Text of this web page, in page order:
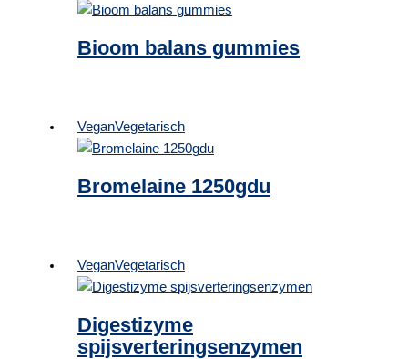
Bioom balans gummies
VeganVegetarisch
Bromelaine 1250gdu
VeganVegetarisch
Digestizyme
spijsverteringsenzymen